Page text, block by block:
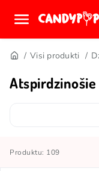
Visi produkti
Produktu: 109